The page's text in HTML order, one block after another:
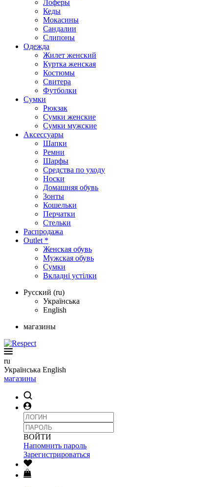
Лоферы
Кеды
Мокасины
Сандалии
Слипоны
Одежда
Жилет женский
Куртка женская
Костюмы
Свитера
Футболки
Сумки
Рюкзак
Сумки женские
Сумки мужские
Аксеcсуары
Шапки
Ремни
Шарфы
Средства по уходу
Носки
Домашняя обувь
Зонты
Кошельки
Перчатки
Стельки
Распродажа
Outlet *
Женская обувь
Мужская обувь
Сумки
Вкладні устілки
Русский (ru)
Українська
English
магазины
ru
Українська English
магазины
ВОЙТИ
Напомнить пароль
Зарегистрироваться